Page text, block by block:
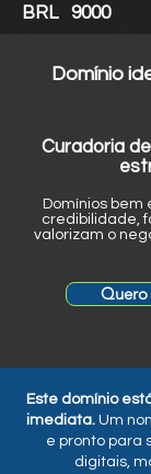
BRL 9000
Domínio
Curadoria
Domínios
credibilidade,
valorizam o
Quero
Este domínio
imediata. Um
e pronto para
digitais,